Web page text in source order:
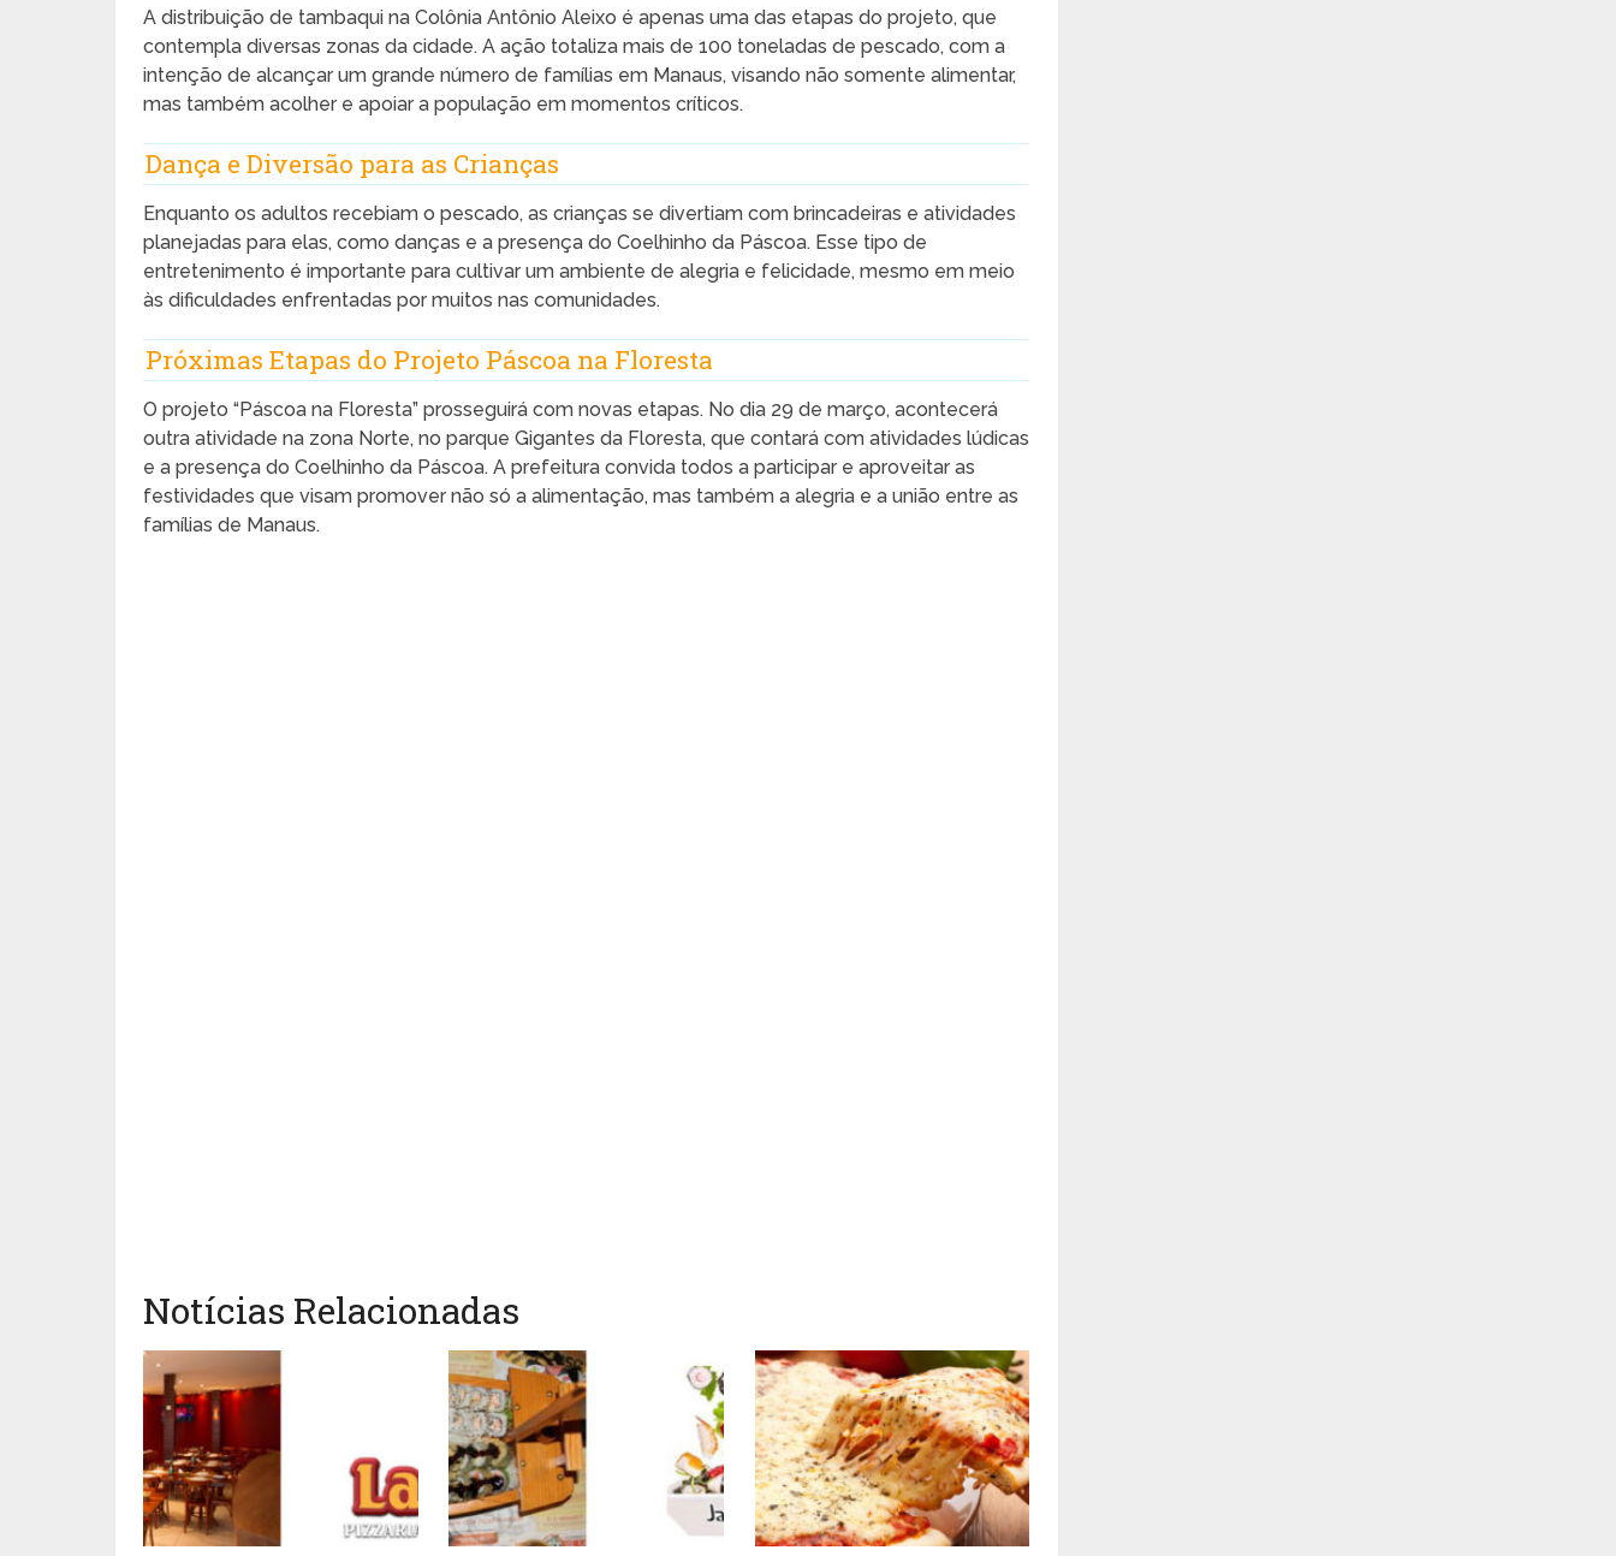
A distribuição de tambaqui na Colônia Antônio Aleixo é apenas uma das etapas do projeto, que
contempla diversas zonas da cidade. A ação totaliza mais de 100 toneladas de pescado, com a
intenção de alcançar um grande número de famílias em Manaus, visando não somente alimentar,
mas também acolher e apoiar a população em momentos críticos.
Dança e Diversão para as Crianças
Enquanto os adultos recebiam o pescado, as crianças se divertiam com brincadeiras e atividades
planejadas para elas, como danças e a presença do Coelhinho da Páscoa. Esse tipo de
entretenimento é importante para cultivar um ambiente de alegria e felicidade, mesmo em meio
às dificuldades enfrentadas por muitos nas comunidades.
Próximas Etapas do Projeto Páscoa na Floresta
O projeto “Páscoa na Floresta” prosseguirá com novas etapas. No dia 29 de março, acontecerá
outra atividade na zona Norte, no parque Gigantes da Floresta, que contará com atividades lúdicas
e a presença do Coelhinho da Páscoa. A prefeitura convida todos a participar e aproveitar as
festividades que visam promover não só a alimentação, mas também a alegria e a união entre as
famílias de Manaus.
Notícias Relacionadas